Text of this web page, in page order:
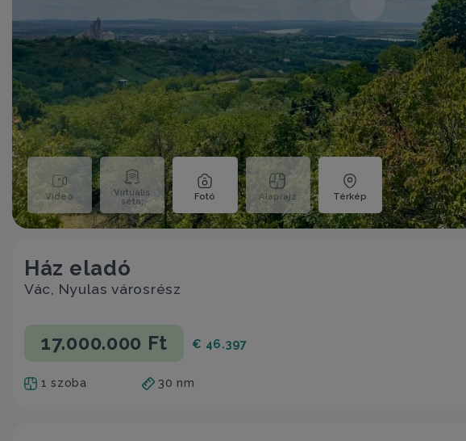
Videó Virtuális
séta; Fotó Alaprajz Térkép
Ház eladó
Vác, Nyulas városrész
17.000.000 Ft € 46.397
1 szoba 30 nm